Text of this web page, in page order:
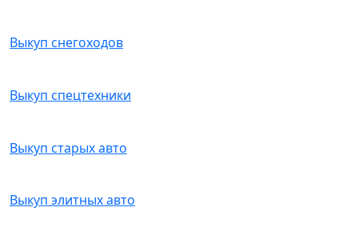
Выкуп снегоходов
Выкуп спецтехники
Выкуп старых авто
Выкуп элитных авто